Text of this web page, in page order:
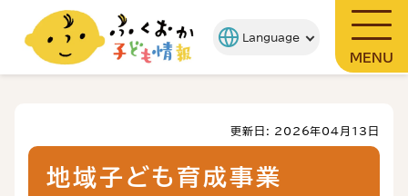
MENU
更新日: 2026年04月13日
地域子ども育成事業